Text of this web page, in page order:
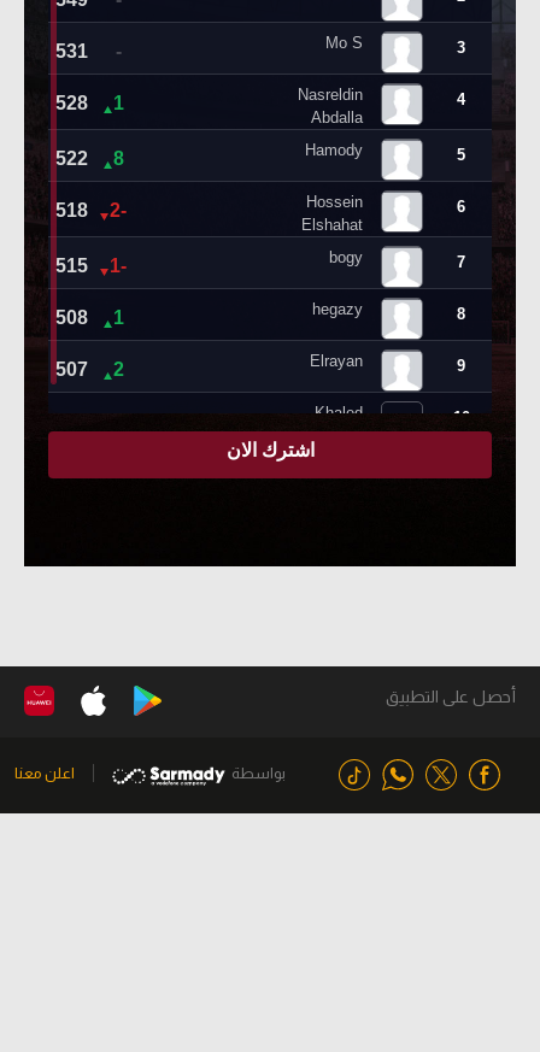
أحصل على التطبيق
بواسطة اعلن معنا